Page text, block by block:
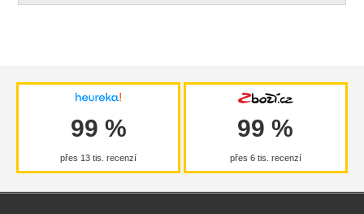
99 %
přes 13 tis. recenzí
99 %
přes 6 tis. recenzí